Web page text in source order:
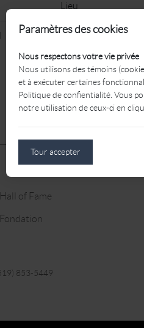
Paramètres des cookies
Nous respectons votre vie privée
Nous utilisons des témoins
et à exécuter certaines
Politique de confientialité. Vous
notre utilisation de ceux-ci en
Tour accepter
Lieu
Playa Paraiso
Hall of Fame
Fondation
853-5449